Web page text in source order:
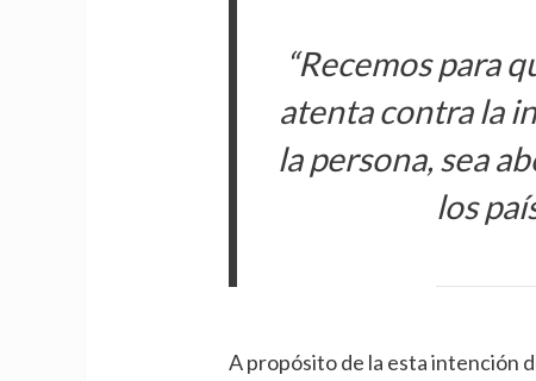
“Recemos para
atenta contra la
la persona, sea
los
A propósito de la esta intención